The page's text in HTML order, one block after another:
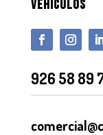
VEHÍCULOS
926 58 89